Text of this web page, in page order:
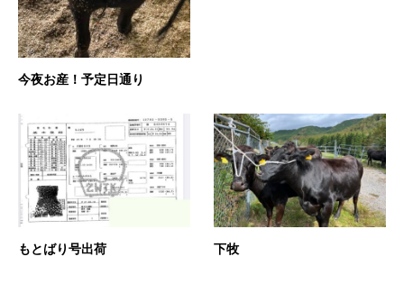
今夜お産！予定日通り
もとばり号出荷 下牧